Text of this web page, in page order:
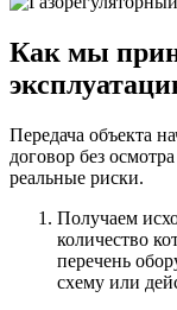
Как мы
Передача объекта
договор без
реальные риски.
Получаем
количество
перечень
схему или